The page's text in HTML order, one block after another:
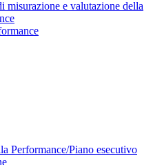
misurazione e valutazione della
Performance/Piano esecutivo